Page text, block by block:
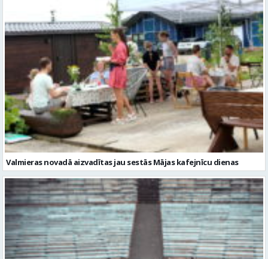
Valmieras novadā aizvadītas jau sestās Mājas kafejnīcu dienas